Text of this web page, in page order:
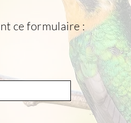
ce formulaire :